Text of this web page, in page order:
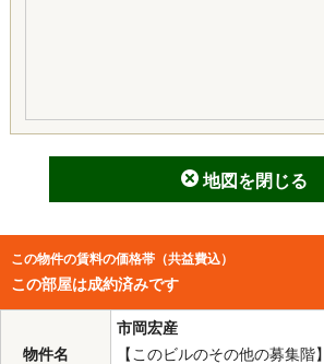
地図を閉じる
この物件の賃料の価格帯（共益費込）
この部屋は成約済みです
物件名
市岡宏産
【このビルのその他の募集階】